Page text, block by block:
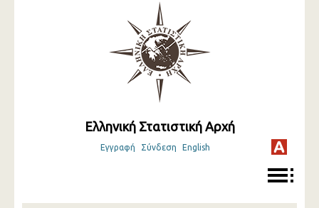
Ελληνική Στατιστική Αρχή
Εγγραφή Σύνδεση English